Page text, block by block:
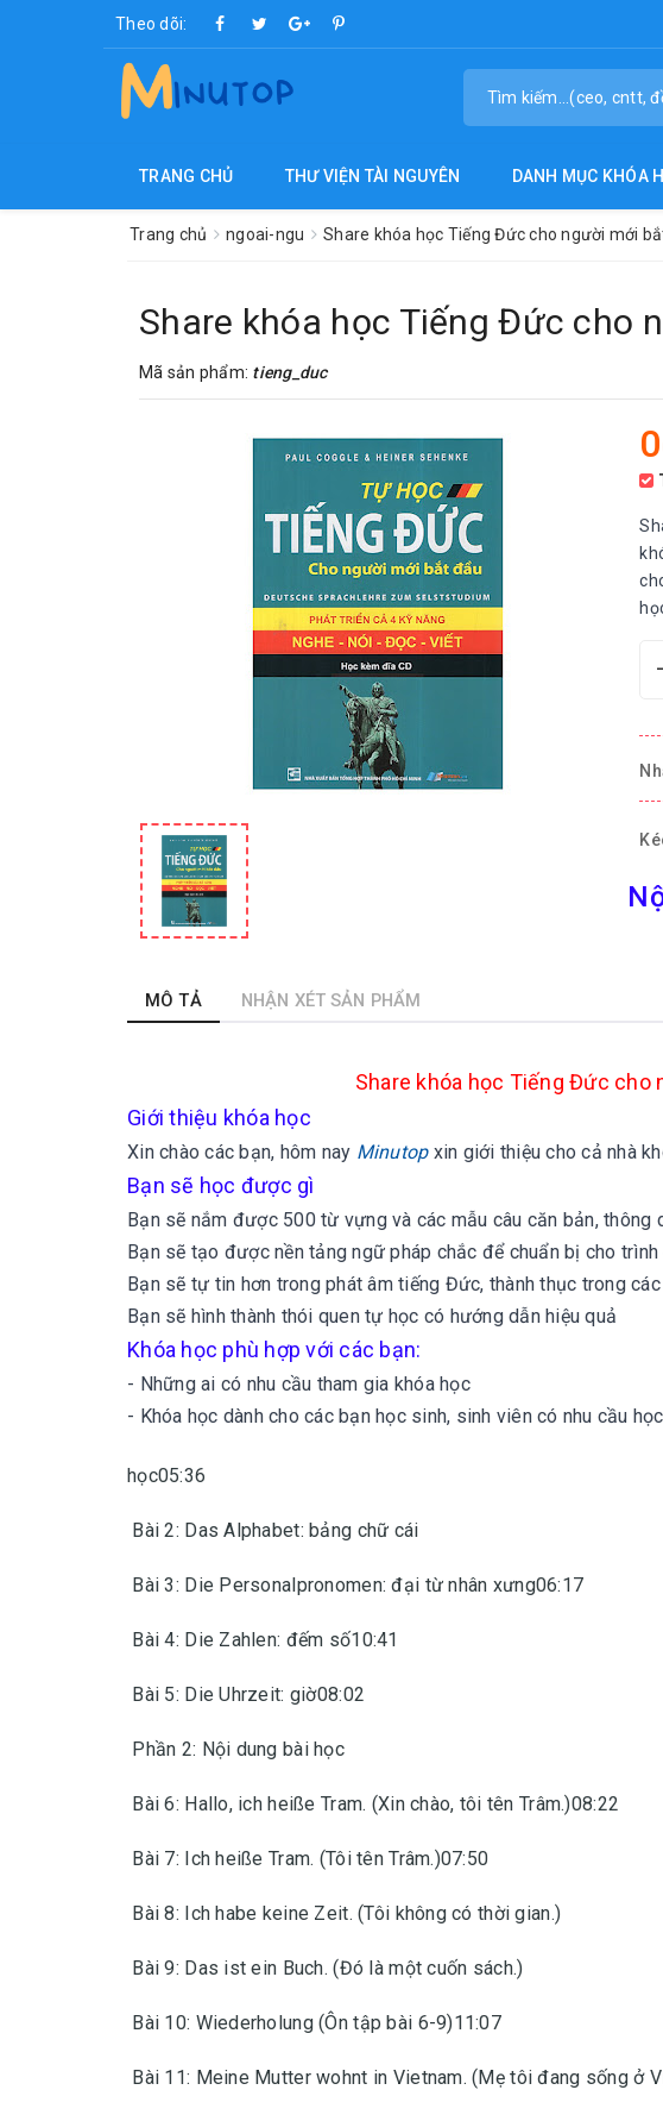
Theo dõi:
TRANG CHỦ THƯ VIỆN TÀI NGUYÊN DANH MỤC KHÓA
Trang chủ ngoai-ngu Share khóa học Tiếng Đức cho người mới
Share khóa học Tiếng Đức cho
Mã sản phẩm: tieng_duc
MÔ TẢ NHẬN XÉT SẢN PHẨM
Share khóa học Tiếng Đức cho
Giới thiệu khóa học
Xin chào các bạn, hôm nay Minutop xin giới thiệu cho cả nhà
Bạn sẽ học được gì
Bạn sẽ nắm được 500 từ vựng và các mẫu câu căn bản, thông
Bạn sẽ tạo được nền tảng ngữ pháp chắc để chuẩn bị cho
Bạn sẽ tự tin hơn trong phát âm tiếng Đức, thành thục trong
Bạn sẽ hình thành thói quen tự học có hướng dẫn hiệu quả
Khóa học phù hợp với các bạn:
- Những ai có nhu cầu tham gia khóa học
- Khóa học dành cho các bạn học sinh, sinh viên có nhu cầu
học05:36
Bài 2: Das Alphabet: bảng chữ cái
Bài 3: Die Personalpronomen: đại từ nhân xưng06:17
Bài 4: Die Zahlen: đếm số10:41
Bài 5: Die Uhrzeit: giờ08:02
Phần 2: Nội dung bài học
Bài 6: Hallo, ich heiße Tram. (Xin chào, tôi tên Trâm.)08:22
Bài 7: Ich heiße Tram. (Tôi tên Trâm.)07:50
Bài 8: Ich habe keine Zeit. (Tôi không có thời gian.)
Bài 9: Das ist ein Buch. (Đó là một cuốn sách.)
Bài 10: Wiederholung (Ôn tập bài 6-9)11:07
Bài 11: Meine Mutter wohnt in Vietnam. (Mẹ tôi đang sống ở